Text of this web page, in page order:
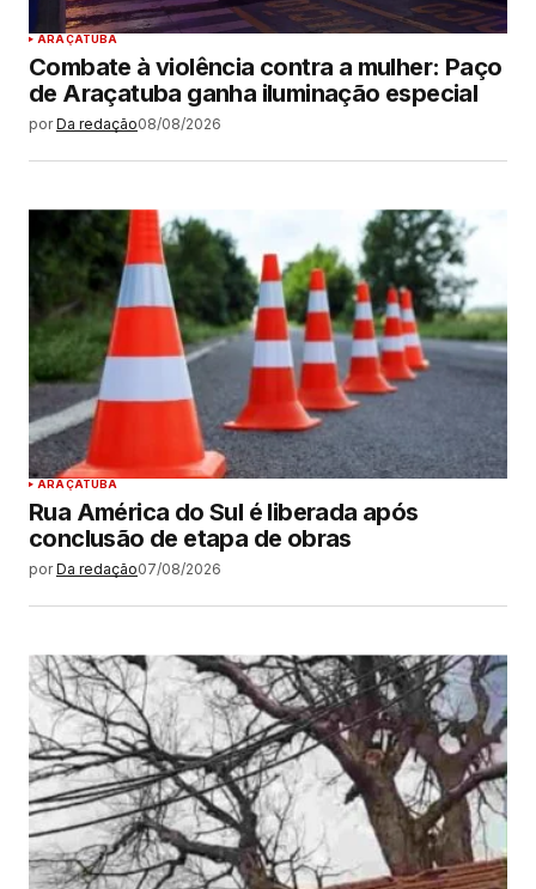
ARAÇATUBA
Combate à violência contra a mulher: Paço
de Araçatuba ganha iluminação especial
por Da redação08/08/2026
ARAÇATUBA
Rua América do Sul é liberada após
conclusão de etapa de obras
por Da redação07/08/2026